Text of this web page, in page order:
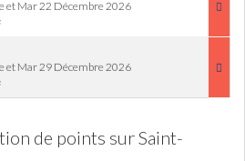
et Mar 22 Décembre 2026
et Mar 29 Décembre 2026
de points sur Saint-